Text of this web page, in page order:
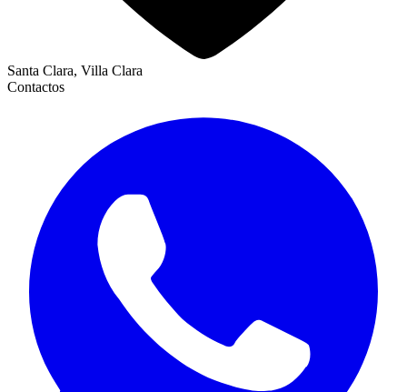
Santa Clara, Villa Clara
Contactos